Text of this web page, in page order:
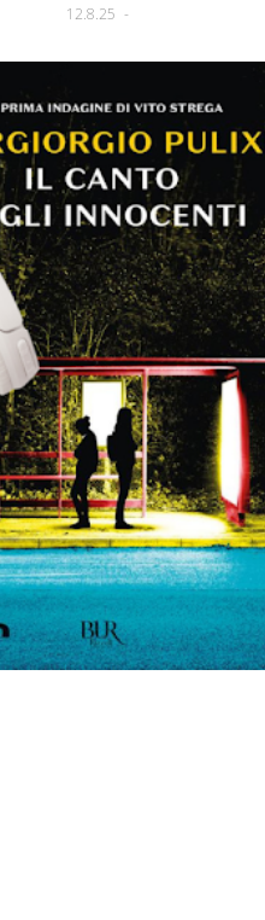
12.8.25 -